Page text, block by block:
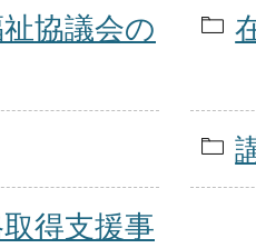
協議会の
得支援事